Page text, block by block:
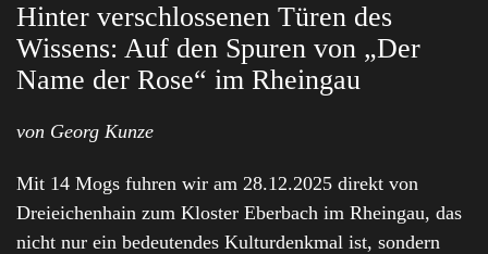
Hinter verschlossenen Türen des
Wissens: Auf den Spuren von „Der
Name der Rose“ im Rheingau
von Georg Kunze
Mit 14 Mogs fuhren wir am 28.12.2025 direkt von
Dreieichenhain zum Kloster Eberbach im Rheingau, das
nicht nur ein bedeutendes Kulturdenkmal ist, sondern